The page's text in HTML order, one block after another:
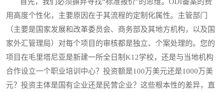
用高度个性化，主要原因在于其流程的定制化属性。主管部门
（主要是国家发展和改革委员会、商务部及其地方机构，以及国
家外汇管理局）对每个项目的审核都是独立、个案处理的。您的
项目在毛里塔尼亚是新建一所全日制K12学校，还是与当地机构
合作设立一个职业培训中心？投资额是100万美元还是1000万美
元？投资主体是国有企业还是民营企业？这些根本性的差异，直